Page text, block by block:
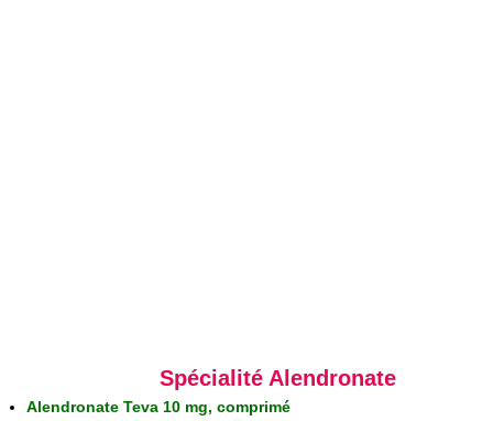
Spécialité Alendronate
Alendronate Teva 10 mg, comprimé